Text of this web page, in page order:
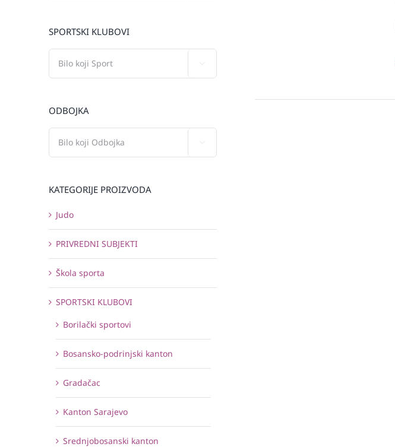
SPORTSKI KLUBOVI
ODBOJKA
KATEGORIJE PROIZVODA
Judo
PRIVREDNI SUBJEKTI
Škola sporta
SPORTSKI KLUBOVI
Borilački sportovi
Bosansko-podrinjski kanton
Gradačac
Kanton Sarajevo
Srednjobosanski kanton